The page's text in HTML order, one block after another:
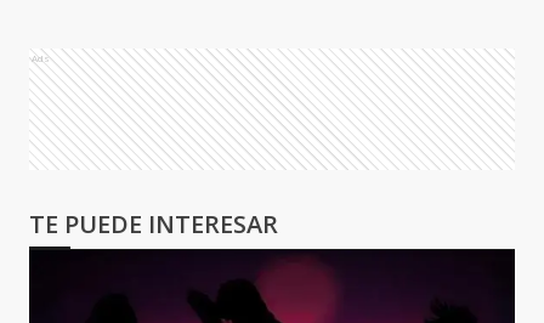
Ads
TE PUEDE INTERESAR